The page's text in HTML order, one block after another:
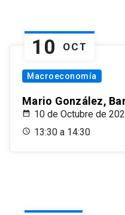
10 OCT
Macroeconomía
Mario González,
10 de Octubre de
13:30 a 14:30